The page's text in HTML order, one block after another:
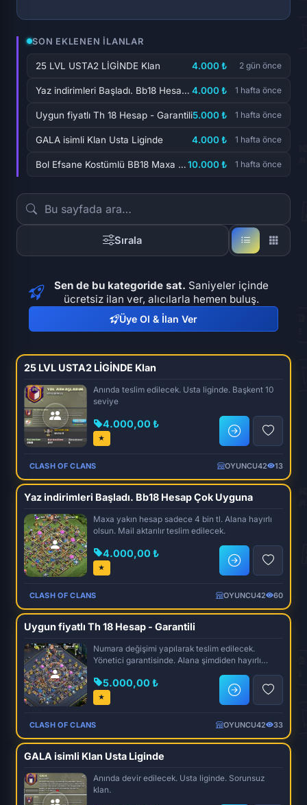
SON EKLENEN İLANLAR
25 LVL USTA2 LİGİNDE Klan 4.000 ₺ 2 gün önce
Yaz indirimleri Başladı. Bb18 Hesap Çok Uygun... 4.000 ₺ 1 hafta önce
Uygun fiyatlı Th 18 Hesap - Garantili5.000 ₺ 1 hafta önce
GALA isimli Klan Usta Liginde 4.000 ₺ 1 hafta önce
Bol Efsane Kostümlü BB18 Maxa Yakın Hesap10.000 ₺ 1 hafta önce
Sırala
Sen de bu kategoride sat. Saniyeler içinde
ücretsiz ilan ver, alıcılarla hemen buluş.
Üye Ol & İlan Ver
25 LVL USTA2 LİGİNDE Klan
Anında teslim edilecek. Usta liginde. Başkent 10
seviye
4.000,00 ₺
★
CLASH OF CLANS OYUNCU42 13
Yaz indirimleri Başladı. Bb18 Hesap Çok Uyguna
Maxa yakın hesap sadece 4 bin tl. Alana hayırlı
olsun. Mail aktarılır teslim edilecek.
4.000,00 ₺
★
CLASH OF CLANS OYUNCU42 60
Uygun fiyatlı Th 18 Hesap - Garantili
Numara değişimi yapılarak teslim edilecek.
Yönetici garantisinde. Alana şimdiden hayırlı
5.000,00 ₺
★
CLASH OF CLANS OYUNCU42 33
GALA isimli Klan Usta Liginde
Anında devir edilecek. Usta liginde. Sorunsuz
klan.